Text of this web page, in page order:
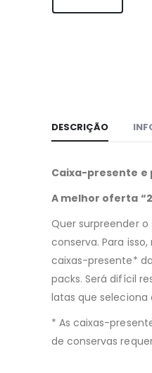
DESCRIÇÃO
Caixa-presente e
A melhor oferta “2
Quer surpreender
conserva. Para
caixas-presente*
packs. Será difícil
latas que
* As caixas-
de conservas